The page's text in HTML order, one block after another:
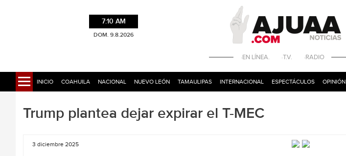
7:10 AM
DOM. 9.8.2026
·EN LÍNEA. ·T.V. ·RADIO
INICIO COAHUILA NACIONAL NUEVO LEÓN TAMAULIPAS INTERNACIONAL ESPECTÁCULOS OPINIÓN
Trump plantea dejar expirar el T-MEC
3 diciembre 2025